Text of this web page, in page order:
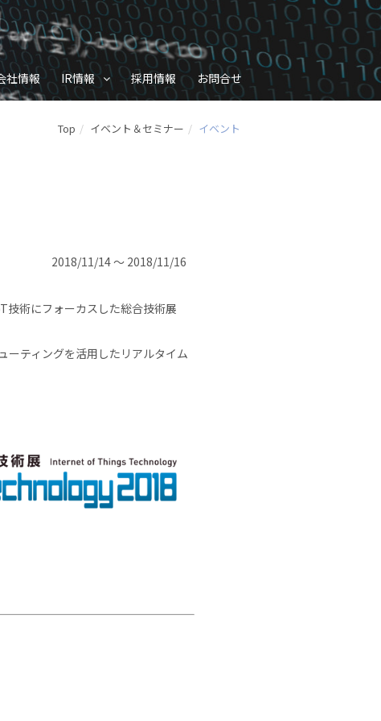
社情報 IR情報 採用情報 お問合せ
Top イベント＆セミナー イベント
2018/11/14 ～ 2018/11/16
技術にフォーカスした総合技術展
ティングを活用したリアルタイム